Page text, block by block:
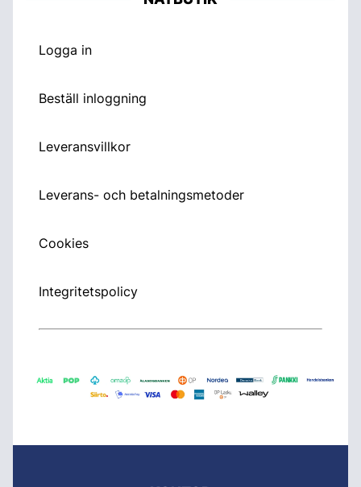
Logga in
Beställ inloggning
Leveransvillkor
Leverans- och betalningsmetoder
Cookies
Integritetspolicy